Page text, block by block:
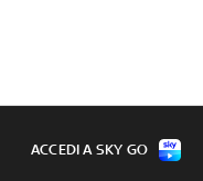
ACCEDI A SKY GO